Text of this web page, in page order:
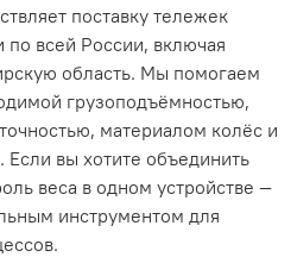
поставку тележек
по всей России, включая
область. Мы помогаем
грузоподъёмностью,
материалом колёс и
Если вы хотите объединить
веса в одном устройстве —
инструментом для